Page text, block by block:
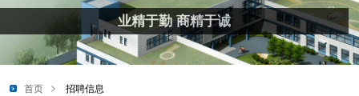
业精于勤 商精于诚
首页 招聘信息